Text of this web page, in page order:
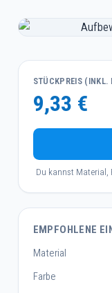
STÜCKPREIS (INKL.
9,33 €
Du kannst Material,
EMPFOHLENE
Material
Farbe